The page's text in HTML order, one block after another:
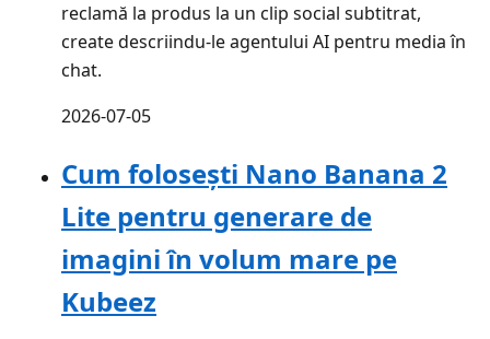
reclamă la produs la un clip social subtitrat,
create descriindu-le agentului AI pentru media în
chat.
2026-07-05
Cum folosești Nano Banana 2
Lite pentru generare de
imagini în volum mare pe
Kubeez